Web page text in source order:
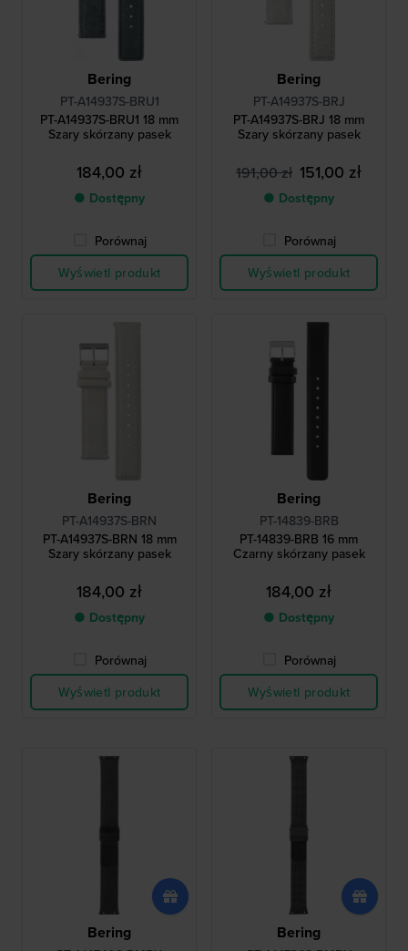
Bering
PT-A14937S-BRU1
PT-A14937S-BRU1 18 mm
Szary skórzany pasek
184,00 zł
● Dostępny
Porównaj
Wyświetl produkt
Bering
PT-A14937S-BRJ
PT-A14937S-BRJ 18 mm
Szary skórzany pasek
191,00 zł 151,00 zł
● Dostępny
Porównaj
Wyświetl produkt
Bering
PT-A14937S-BRN
PT-A14937S-BRN 18 mm
Szary skórzany pasek
184,00 zł
● Dostępny
Porównaj
Wyświetl produkt
Bering
PT-14839-BRB
PT-14839-BRB 16 mm
Czarny skórzany pasek
184,00 zł
● Dostępny
Porównaj
Wyświetl produkt
Bering Bering